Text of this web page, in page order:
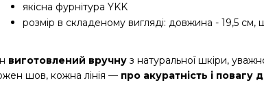
якісна фурнітура YKK
розмір в складеному вигляді: довжина - 19,5 см,
виготовлений вручну з натуральної шкіри,
шов, кожна лінія — про акуратність і повагу